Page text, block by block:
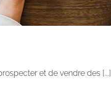
et de vendre des [...]